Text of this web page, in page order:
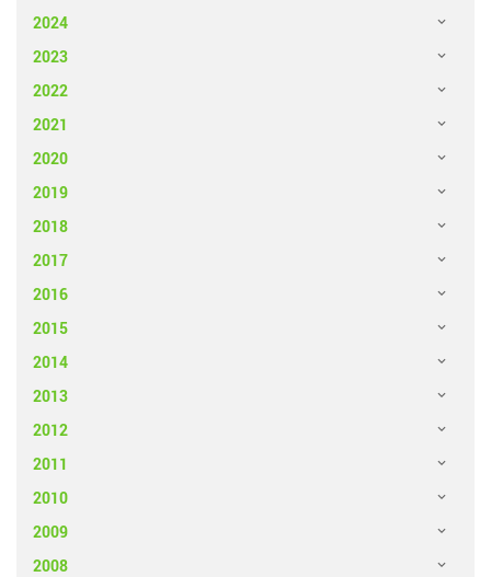
2024
2023
2022
2021
2020
2019
2018
2017
2016
2015
2014
2013
2012
2011
2010
2009
2008